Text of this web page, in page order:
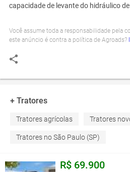
capacidade de levante do hidráulico
Você assume toda a responsabilidade pela
este anúncio é contra a política de Agroads?
+ Tratores
Tratores agrícolas Tratores
Tratores no São Paulo (SP)
R$ 69.900